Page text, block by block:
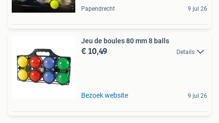
Papendrecht 9 jul 26
Jeu de boules 80 mm 8 balls
€ 10,49 Details
Bezoek website 9 jul 26